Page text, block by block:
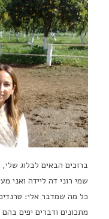
ברוכים הבאים לבלוג
שמי רוני דה ליידה
כל מה שמדבר אלי:
מתכונים ודברים יפים